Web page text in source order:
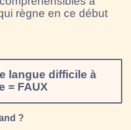
règne en ce début
langue difficile à
= FAUX
?